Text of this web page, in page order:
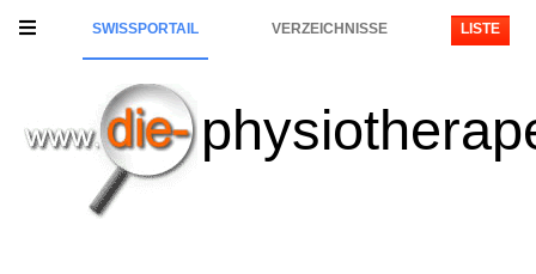
SWISSPORTAIL VERZEICHNISSE LISTE